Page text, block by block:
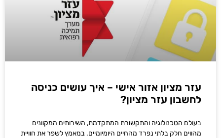
עזר מציון אזור אישי – איך עושים כניסה
לחשבון עזר מציון?
בעולם הטכנולוגיה והתקשורת המתקדמת, השירותים המקוונים
מהווים חלק בלתי נפרד מהחיים היומיומיים. במאמץ לשפר את חוויית